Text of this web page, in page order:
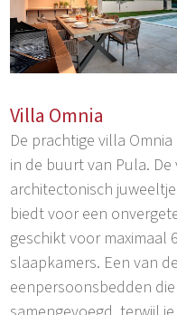
Villa Omnia
De prachtige villa
in de buurt van Pula.
architectonisch
biedt voor een
geschikt voor maximaal
slaapkamers. Een van
eenpersoonsbedden